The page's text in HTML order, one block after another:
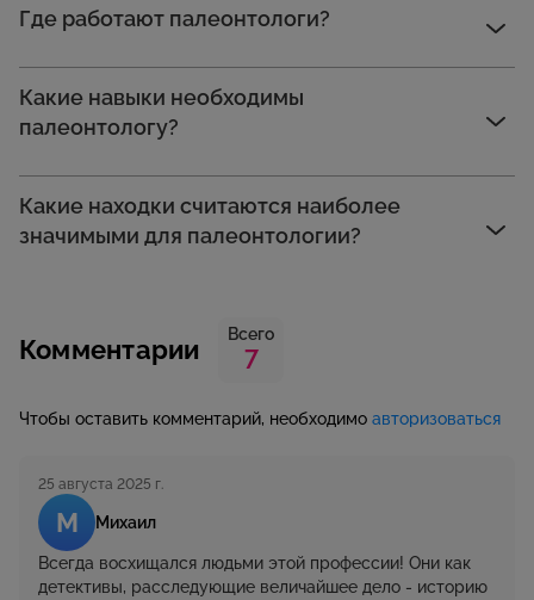
Где работают палеонтологи?
Какие навыки необходимы
палеонтологу?
Какие находки считаются наиболее
значимыми для палеонтологии?
Комментарии Всего
7
Чтобы оставить комментарий, необходимо авторизоваться
М Михаил
25 августа 2025 г.
Всегда восхищался людьми этой профессии! Они как
детективы, расследующие величайшее дело - историю